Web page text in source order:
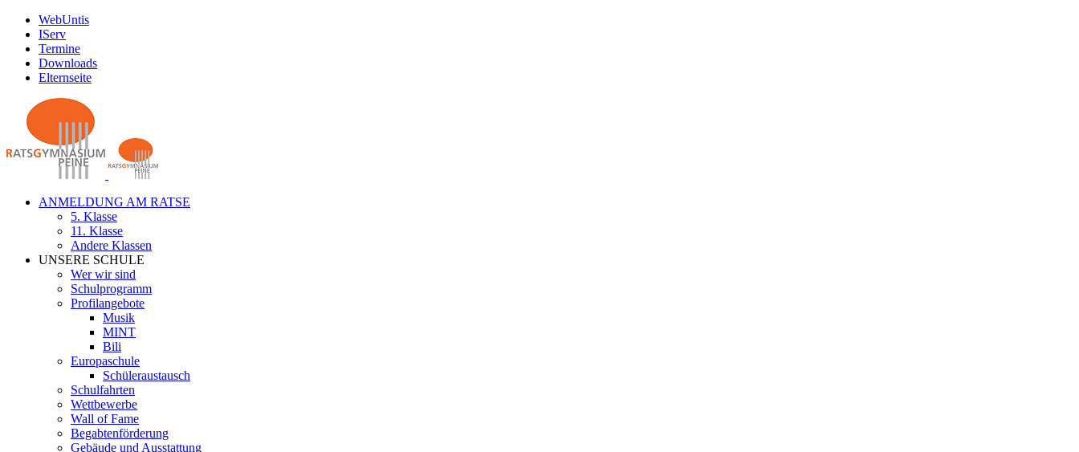
Zum
Inhalt
springen
WebUntis
IServ
Termine
Downloads
Elternseite
ANMELDUNG AM RATSE
5. Klasse
11. Klasse
Andere Klassen
UNSERE SCHULE
Wer wir sind
Schulprogramm
Profilangebote
Musik
MINT
Bili
Europaschule
Schüleraustausch
Schulfahrten
Wettbewerbe
Wall of Fame
Begabtenförderung
Gebäude und Ausstattung